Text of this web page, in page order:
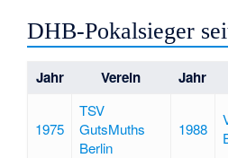
DHB-Pokalsieger
Jahr Verein Jahr
1975
TSV
GutsMuths
Berlin
1988